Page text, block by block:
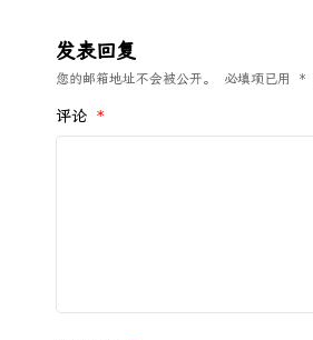
发表回复
您的邮箱地址不会被公开。 必填项已用 *
评论 *